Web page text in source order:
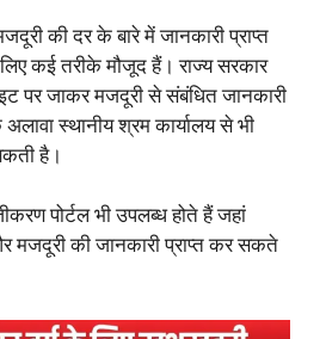
की दर के बारे में जानकारी प्राप्त
कई तरीके मौजूद हैं। राज्य सरकार
पर जाकर मजदूरी से संबंधित जानकारी
स्थानीय श्रम कार्यालय से भी
है।
पोर्टल भी उपलब्ध होते हैं जहां
मजदूरी की जानकारी प्राप्त कर सकते